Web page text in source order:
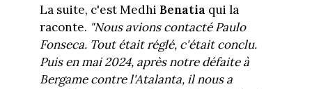
La suite, c'est Medhi Benatia qui la
raconte. "Nous avions contacté Paulo
Fonseca. Tout était réglé, c'était conclu.
Puis en mai 2024, après notre défaite à
Bergame contre l'Atalanta, il nous a